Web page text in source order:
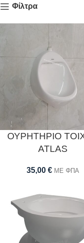
Φίλτρα
ΟΥΡΗΤΗΡΙΟ
ATLAS
35,00 € ΜΕ ΦΠΑ